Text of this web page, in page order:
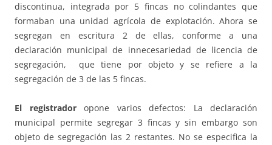
discontinua, integrada por 5 fincas no colindantes que
formaban una unidad agrícola de explotación. Ahora se
segregan en escritura 2 de ellas, conforme a una
declaración municipal de innecesariedad de licencia de
segregación, que tiene por objeto y se refiere a la
segregación de 3 de las 5 fincas.
El registradoropone varios defectos: La declaración
municipal permite segregar 3 fincas y sin embargo son
objeto de segregación las 2 restantes. No se especifica la